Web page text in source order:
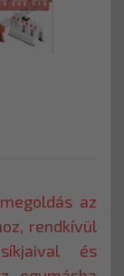
az
rendkívül
és